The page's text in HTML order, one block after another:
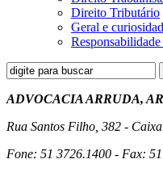
Direito Tributário
Geral e
ADVOCACIA ARRUDA,
Rua Santos Filho, 382 -
Fone: 51 3726.1400 - Fax: